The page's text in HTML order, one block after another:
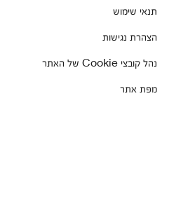
תנאי שימוש
הצהרת נגישות
נהל קובצי Cookie של האתר
מפת אתר